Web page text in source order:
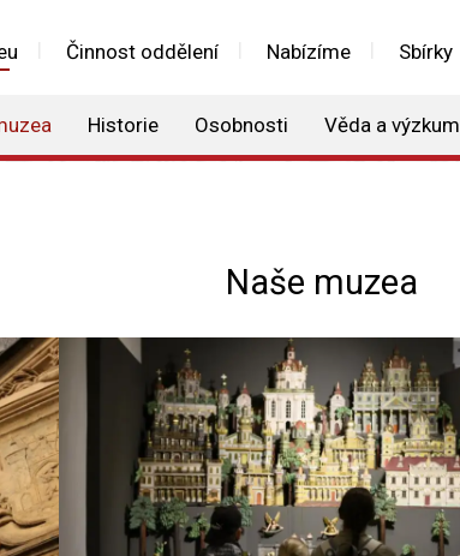
Činnost oddělení Nabízíme Sbírky
Historie Osobnosti Věda a výzkum
Naše muzea